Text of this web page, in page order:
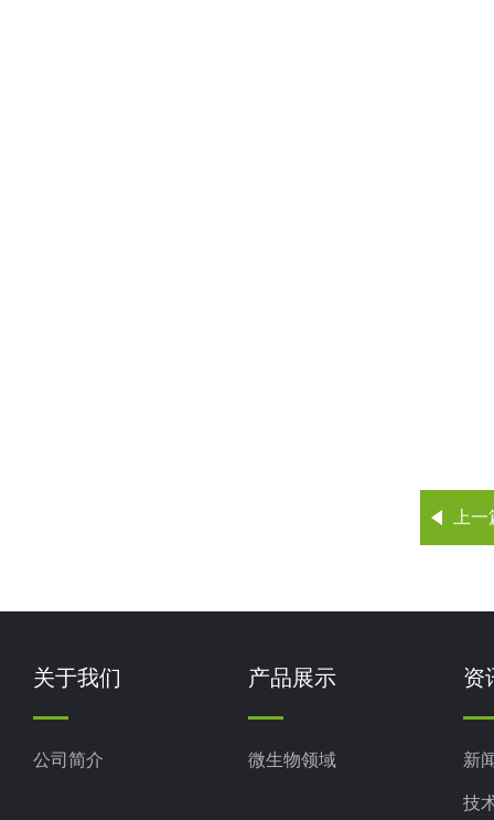
上
关于我们
公司简介
产品展示
微生物领域
资
新
技